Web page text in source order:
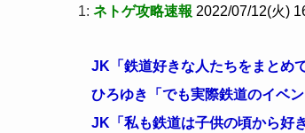
1: ネトゲ攻略速報 2022/07/12(火)
JK「鉄道好きな人たちをまとめ
ひろゆき「でも実際鉄道のイベ
JK「私も鉄道は子供の頃から好